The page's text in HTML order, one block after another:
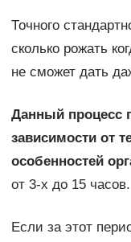
Точного
сколько рожать
не сможет дать
Данный процесс
зависимости от
особенностей
от 3-х до 15 часов.
Если за этот